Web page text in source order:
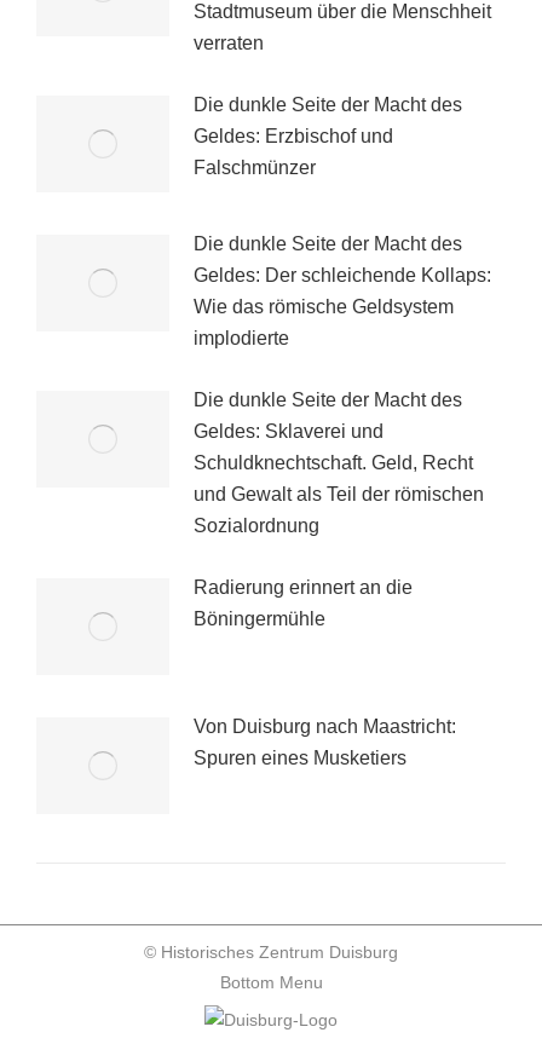
Stadtmuseum über die Menschheit
verraten
Die dunkle Seite der Macht des
Geldes: Erzbischof und
Falschmünzer
Die dunkle Seite der Macht des
Geldes: Der schleichende Kollaps:
Wie das römische Geldsystem
implodierte
Die dunkle Seite der Macht des
Geldes: Sklaverei und
Schuldknechtschaft. Geld, Recht
und Gewalt als Teil der römischen
Sozialordnung
Radierung erinnert an die
Böningermühle
Von Duisburg nach Maastricht:
Spuren eines Musketiers
© Historisches Zentrum Duisburg
Bottom Menu